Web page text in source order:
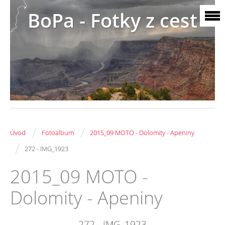
BoPa - Fotky z cest
Úvod / Fotoalbum / 2015_09 MOTO - Dolomity - Apeniny
/ 272 - IMG_1923
2015_09 MOTO -
Dolomity - Apeniny